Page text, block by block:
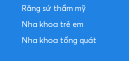
Răng sứ thẩm mỹ
Nha khoa trẻ em
Nha khoa tổng quát